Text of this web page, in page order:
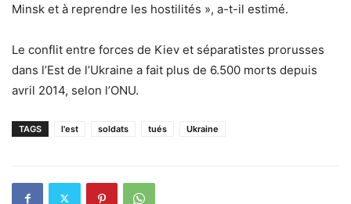
Minsk et à reprendre les hostilités », a-t-il estimé.
Le conflit entre forces de Kiev et séparatistes prorusses
dans l’Est de l’Ukraine a fait plus de 6.500 morts depuis
avril 2014, selon l’ONU.
TAGS l'est soldats tués Ukraine